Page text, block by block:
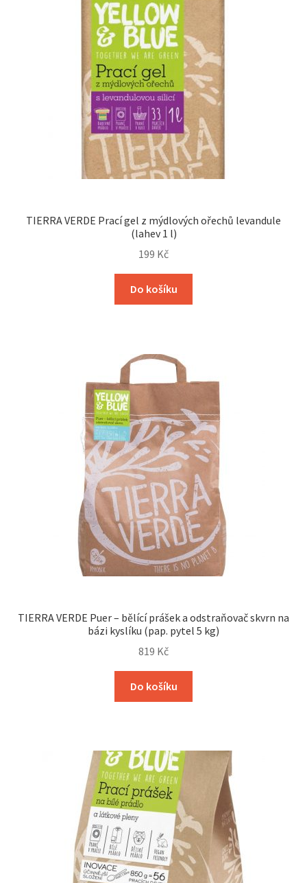
TIERRA VERDE Prací gel z mýdlových ořechů levandule
(lahev 1 l)
199 Kč
Do košíku
TIERRA VERDE Puer – bělící prášek a odstraňovač skvrn na
bázi kyslíku (pap. pytel 5 kg)
819 Kč
Do košíku